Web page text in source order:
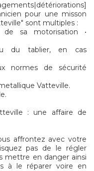
pour une misson
sont multiples :
de sa motorisation •
du tablier, en cas
normes de sécurité
Vatteville.
: une affaire de
affrontez avec votre
pas de le régler
mettre en danger ainsi
à le réparer voire en